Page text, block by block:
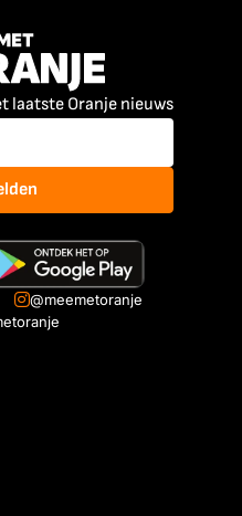
laatste Oranje nieuws
@meemetoranje